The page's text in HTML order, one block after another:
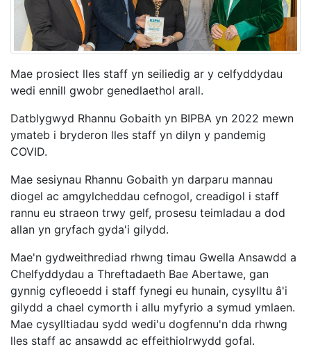
Mae prosiect lles staff yn seiliedig ar y celfyddydau
wedi ennill gwobr genedlaethol arall.
Datblygwyd Rhannu Gobaith yn BIPBA yn 2022 mewn
ymateb i bryderon lles staff yn dilyn y pandemig
COVID.
Mae sesiynau Rhannu Gobaith yn darparu mannau
diogel ac amgylcheddau cefnogol, creadigol i staff
rannu eu straeon trwy gelf, prosesu teimladau a dod
allan yn gryfach gyda'i gilydd.
Mae'n gydweithrediad rhwng timau Gwella Ansawdd a
Chelfyddydau a Threftadaeth Bae Abertawe, gan
gynnig cyfleoedd i staff fynegi eu hunain, cysylltu â'i
gilydd a chael cymorth i allu myfyrio a symud ymlaen.
Mae cysylltiadau sydd wedi'u dogfennu'n dda rhwng
lles staff ac ansawdd ac effeithiolrwydd gofal.